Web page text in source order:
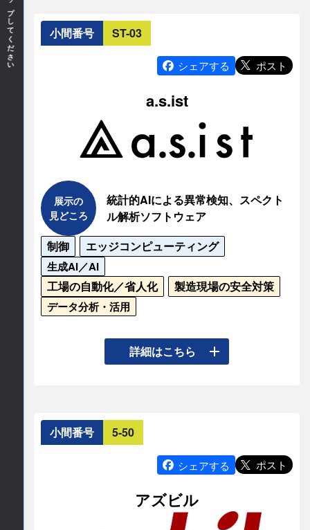
〒192-0032
東京都八王子市石川町3216-7
E-mail
contact
小間番号 ST-03
シェアする ポスト
a.s.ist
展示の
見どころ
統計的AIによる異常検知、スペクト
ル解析ソフトウェア
制御
エッジコンピューティング
生成AI／AI
工場の自動化／省人化 製造現場の安全対策
データ分析・活用
株式会社a.s.istは東大発スタートアップとして、最
先端統計AIで製造業向け異常検知のアルゴリズム
スペクトル自動解析では、XPSなどの計測データ
解析の効率化により、材料開発を加速します。異
常検知では、生産ラインの時系列データを分析し
では、大量のデータの中から、性能値に寄与する
重要な変数を抽出し、製造ラインや材料開発工程
詳細はこちら
小間番号 5-50
シェアする ポスト
アズビル